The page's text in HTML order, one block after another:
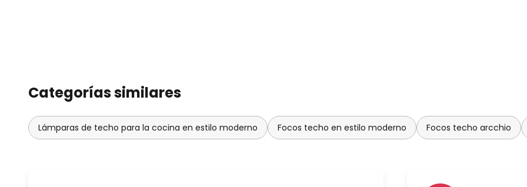
Categorías similares
Lámparas de techo para la cocina en estilo moderno Focos techo en estilo moderno Focos techo arcchio